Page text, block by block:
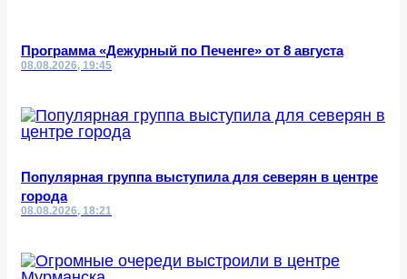
Программа «Дежурный по Печенге» от 8 августа
08.08.2026, 19:45
Популярная группа выступила для северян в центре
города
08.08.2026, 18:21